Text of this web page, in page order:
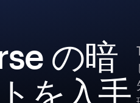
の暗
を入手